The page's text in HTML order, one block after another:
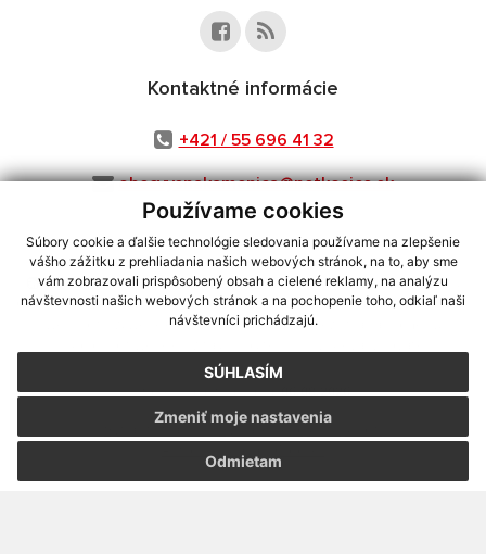
Používame cookies
Súbory cookie a ďalšie technológie sledovania používame na zlepšenie
vášho zážitku z prehliadania našich webových stránok, na to, aby sme
vám zobrazovali prispôsobený obsah a cielené reklamy, na analýzu
návštevnosti našich webových stránok a na pochopenie toho, odkiaľ naši
návštevníci prichádzajú.
SÚHLASÍM
Odmietam
Zmeniť moje nastavenia
Kontaktné informácie
+421 / 55 696 41 32
obecvysnakamenica@netkosice.sk
využite možnosť získavania aktuálnych informácií s využitím RSS
CMS systém (redakčný) systém ECHELON 2,Mapa stránok,web portál
webex.digital, s.r.o.,domény,registrácia domény
Posledná aktualizácia:06.08.2026
Vytlačiť stránku|Vyhlásenie o prístupnosti